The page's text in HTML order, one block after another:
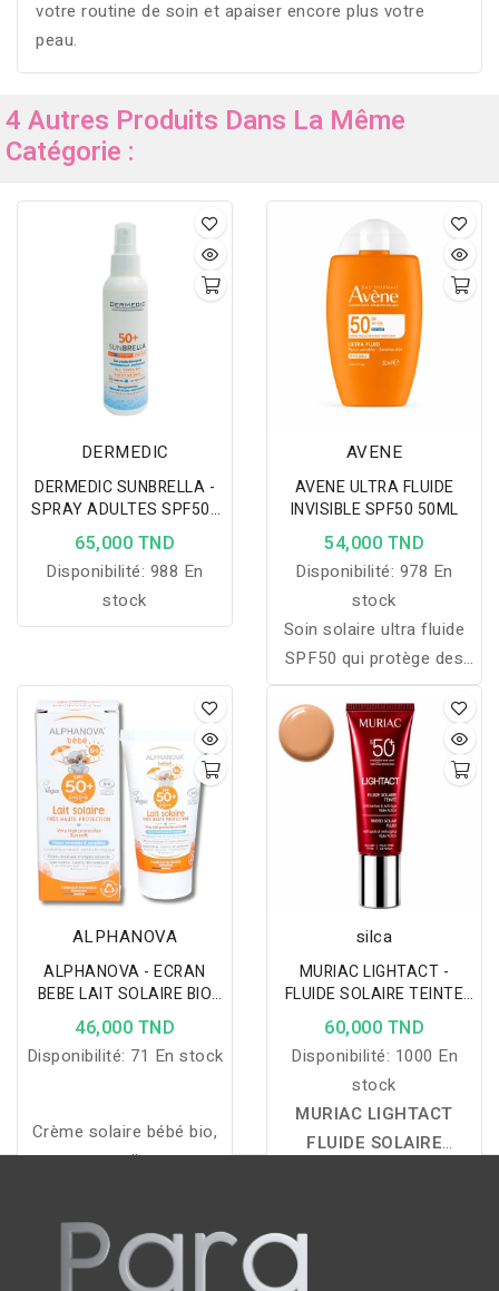
votre routine de soin et apaiser encore plus votre
peau.
4 Autres Produits Dans La Même
Catégorie :
DERMEDIC
DERMEDIC SUNBRELLA -
SPRAY ADULTES SPF50+
150ML
65,000 TND
Disponibilité: 988 En
stock
AVENE
AVENE ULTRA FLUIDE
INVISIBLE SPF50 50ML
54,000 TND
Disponibilité: 978 En
stock
Soin solaire ultra fluide
SPF50 qui protège des
UV et de la lumière bleue,
avec un fini invisible et
une sensation de peau
nue.
ALPHANOVA
ALPHANOVA - ECRAN
BEBE LAIT SOLAIRE BIO
SPF50+ 50GR
46,000 TND
Disponibilité: 71 En stock
Crème solaire bébé bio,
naturelle et
efficacement la peau
fragile tout en respectant
l’environnement et les
silca
MURIAC LIGHTACT -
FLUIDE SOLAIRE TEINTE
SPF50+ 02 BEIGE NATUREL
60,000 TND
Disponibilité: 1000 En
stock
MURIAC LIGHTACT
FLUIDE SOLAIRE
fluide solaire teinté
offrant une très haute